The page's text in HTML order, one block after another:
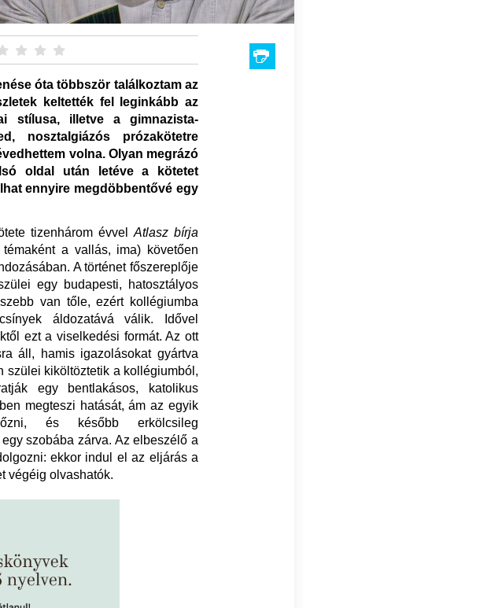
óta többször találkoztam az
keltették fel leginkább az
stílusa, illetve a gimnazista-
nosztalgiázós prózakötetre
volna. Olyan megrázó
oldal után letéve a kötetet
ennyire megdöbbentővé egy
tizenhárom évvelAtlasz bírja
a vallás, ima) követően
A történet főszereplője
egy budapesti, hatosztályos
van tőle, ezért kollégiumba
áldozatává válik. Idővel
ezt a viselkedési formát. Az ott
áll, hamis igazolásokat gyártva
szülei kiköltöztetik a kollégiumból,
egy bentlakásos, katolikus
megteszi hatását, ám az egyik
és később erkölcsileg
szobába zárva. Az elbeszélő a
ekkor indul el az eljárás a
végéig olvashatók.